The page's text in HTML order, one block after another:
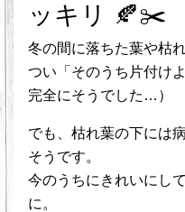
ッキリ 🍂✂️
冬の間に落ちた葉や枯れ
つい「そのうち片付け
完全にそうでした…）
でも、枯れ葉の下には
そうです。
今のうちにきれいにし
に。